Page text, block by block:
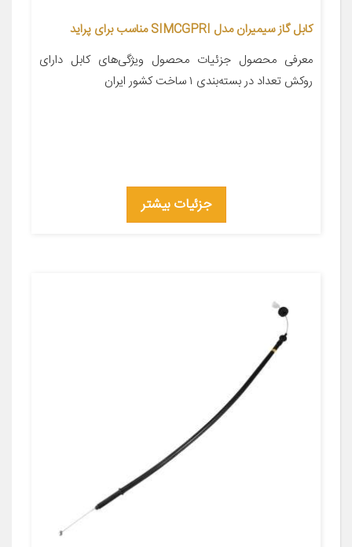
کابل گاز سیمیران مدل SIMCGPRI مناسب برای پراید
معرفی محصول جزئیات محصول ویژگی‌های کابل دارای
روکش تعداد در بسته‌بندی ۱ ساخت کشور ایران
جزئیات بیشتر